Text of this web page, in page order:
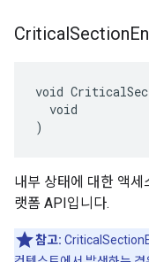
CriticalSection
void
  void
)
내부 상태에 대한 액세
랫폼 API입니다.
참고: